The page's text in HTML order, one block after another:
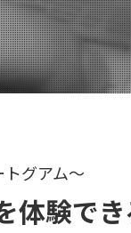
グアム～
体験で